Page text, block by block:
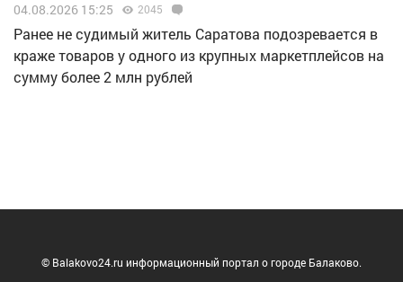
04.08.2026 15:25 2045
Ранее не судимый житель Саратова подозревается в
краже товаров у одного из крупных маркетплейсов на
сумму более 2 млн рублей
© Balakovo24.ru информационный портал о городе Балаково.